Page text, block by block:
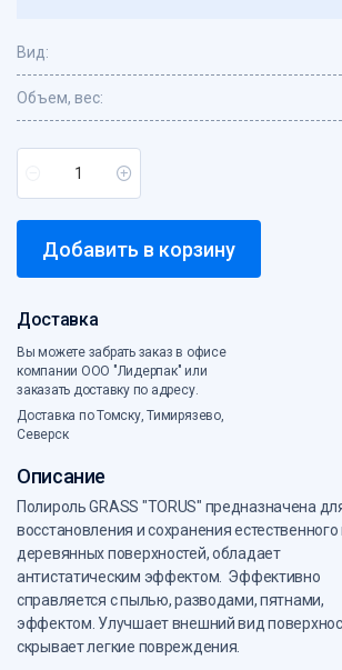
Скотч, креп
Средства индивидуальной защиты
Стрейпинг-лента, скобы
Сумки хозяйственные
Сумки-ЭКО
Товары для кухни
Хозтовары
Ценники, бланки
Чековая лента
Электротовары
Этикет-лента
Вид:
Объем, вес:
Добавить в корзину
Доставка
Вы можете забрать заказ в офисе
компании ООО "Лидерпак" или
заказать доставку по адресу.
Доставка по Томску, Тимирязево,
Северск
Описание
Полироль GRASS "TORUS" предназначена
восстановления и сохранения естественного
деревянных поверхностей, обладает
антистатическим эффектом. Эффективно
справляется с пылью, разводами, пятнами,
эффектом. Улучшает внешний вид
скрывает легкие повреждения.